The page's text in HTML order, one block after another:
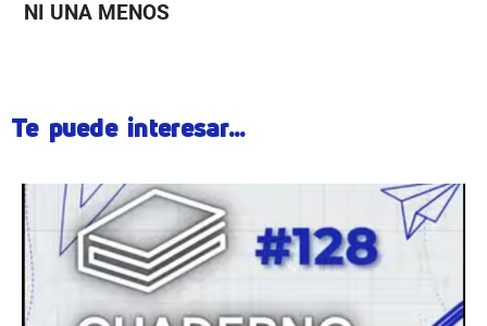
NI UNA MENOS
Te puede interesar...